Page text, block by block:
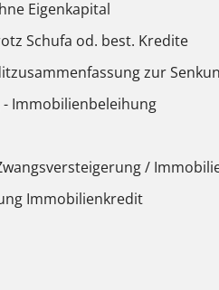
Eigenkapital
Schufa od. best. Kredite
zur
Immobilienbeleihung
/
Immobilienkredit